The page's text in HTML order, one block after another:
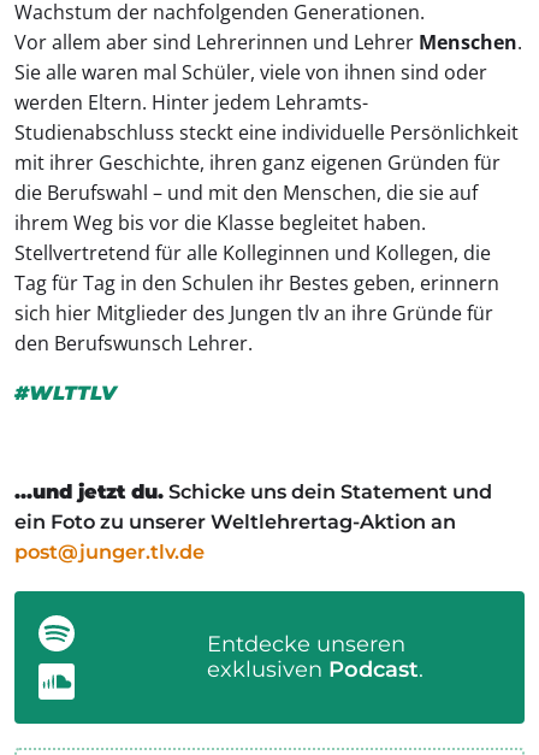
Wachstum der nachfolgenden Generationen.
Vor allem aber sind Lehrerinnen und Lehrer Menschen.
Sie alle waren mal Schüler, viele von ihnen sind oder
werden Eltern. Hinter jedem Lehramts-
Studienabschluss steckt eine individuelle Persönlichkeit
mit ihrer Geschichte, ihren ganz eigenen Gründen für
die Berufswahl – und mit den Menschen, die sie auf
ihrem Weg bis vor die Klasse begleitet haben.
Stellvertretend für alle Kolleginnen und Kollegen, die
Tag für Tag in den Schulen ihr Bestes geben, erinnern
sich hier Mitglieder des Jungen tlv an ihre Gründe für
den Berufswunsch Lehrer.
#WLTTLV
…und jetzt du. Schicke uns dein Statement und
ein Foto zu unserer Weltlehrertag-Aktion an
post@junger.tlv.de
Entdecke unseren
exklusiven Podcast.